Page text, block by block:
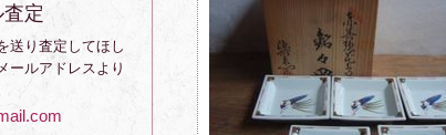
定
送り査定してほし
ールアドレスより